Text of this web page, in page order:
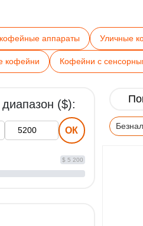
аппараты Уличные
кофейни Кофейни с
($):
ОК
$ 5 200